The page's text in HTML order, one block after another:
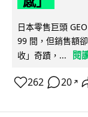
日本零售巨頭
99 間，但銷售額
收」奇蹟，...
閱
262 20 ↗